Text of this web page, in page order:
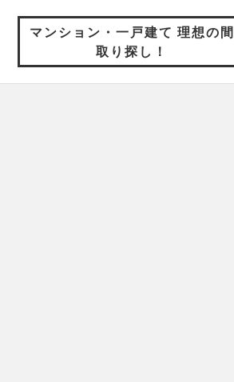
マンション・一戸建て 理想の間
取り探し！